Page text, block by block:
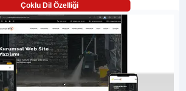
Çoklu Dil Özelliği